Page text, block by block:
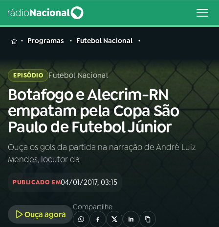
MENU
Buscar
na
Rádio
Nacional
Buscar
AO VIVO
INÍCIO
A RÁDIO
Programas Futebol Nacional
EPISÓDIO Futebol Nacional
Botafogo e Alecrim-RN
empatam pela Copa São
Paulo de Futebol Júnior
Ouça os gols da partida na narração de André Luiz
Mendes, locutor da
PUBLICADO EM04/01/2017, 03:15
Ouça agora
Compartilhe